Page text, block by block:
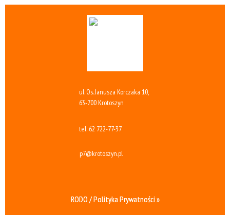
ul. Os. Janusza Korczaka 10,
63-700 Krotoszyn
tel. 62 722-77-37
p7@krotoszyn.pl
RODO / Polityka Prywatności »